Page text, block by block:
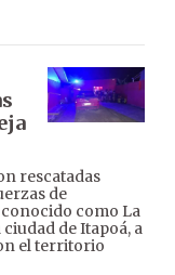
rescatadas
de
como La
de Itapoá, a
el territorio